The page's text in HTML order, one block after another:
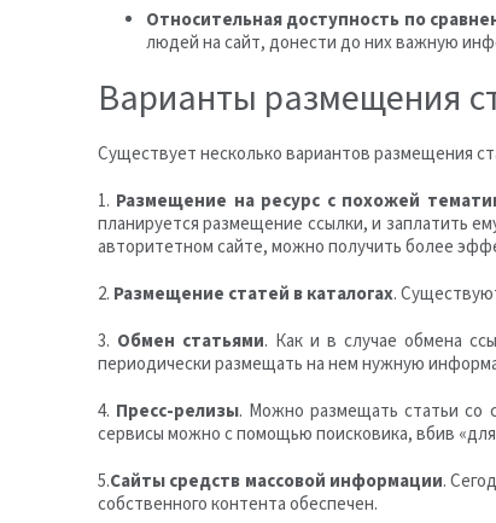
Относительная доступность по
людей на сайт, донести до них важную
Варианты размещения
Существует несколько вариантов размещения
1. Размещение на ресурс с похожей
планируется размещение ссылки, и заплатить
авторитетном сайте, можно получить более
2. Размещение статей в каталогах.
3. Обмен статьями. Как и в случае обмена
периодически размещать на нем нужную
4. Пресс-релизы. Можно размещать статьи со
сервисы можно с помощью поисковика, вбив
5.Сайты средств массовой информации.
собственного контента обеспечен.